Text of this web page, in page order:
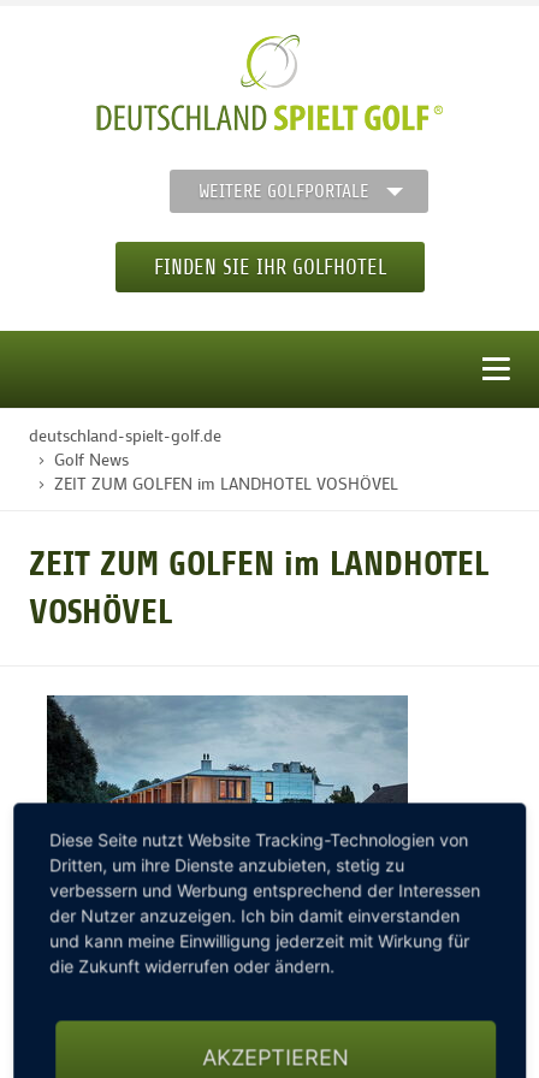
WEITERE GOLFPORTALE
FINDEN SIE IHR GOLFHOTEL
STARTSEITE
GOLFARRANGEMENTS
GOLF & WOMO
MALLORCA GOLFWOCHE
GOLF NEWS
deutschland-spielt-golf.de
Golf News
ZEIT ZUM GOLFEN im LANDHOTEL VOSHÖVEL
ZEIT ZUM GOLFEN im LANDHOTEL
VOSHÖVEL
Kombinieren Sie Sport und Erholung.
Hotel und liegt am schönen und flachen Niederrhein,
in der Nähe zu Holland. Direkt am Hotel liegt der 18-
Diese Seite nutzt Website Tracking-Technologien von
Dritten, um ihre Dienste anzubieten, stetig zu
verbessern und Werbung entsprechend der Interessen
der Nutzer anzuzeigen. Ich bin damit einverstanden
und kann meine Einwilligung jederzeit mit Wirkung für
die Zukunft widerrufen oder ändern.
AKZEPTIEREN